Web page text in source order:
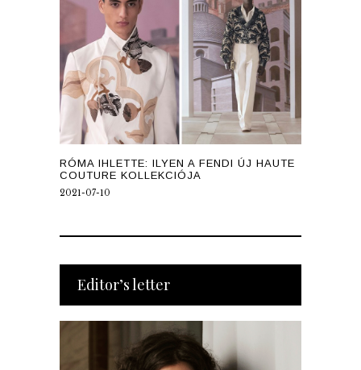
RÓMA IHLETTE: ILYEN A FENDI ÚJ HAUTE
COUTURE KOLLEKCIÓJA
2021-07-10
Editor’s letter